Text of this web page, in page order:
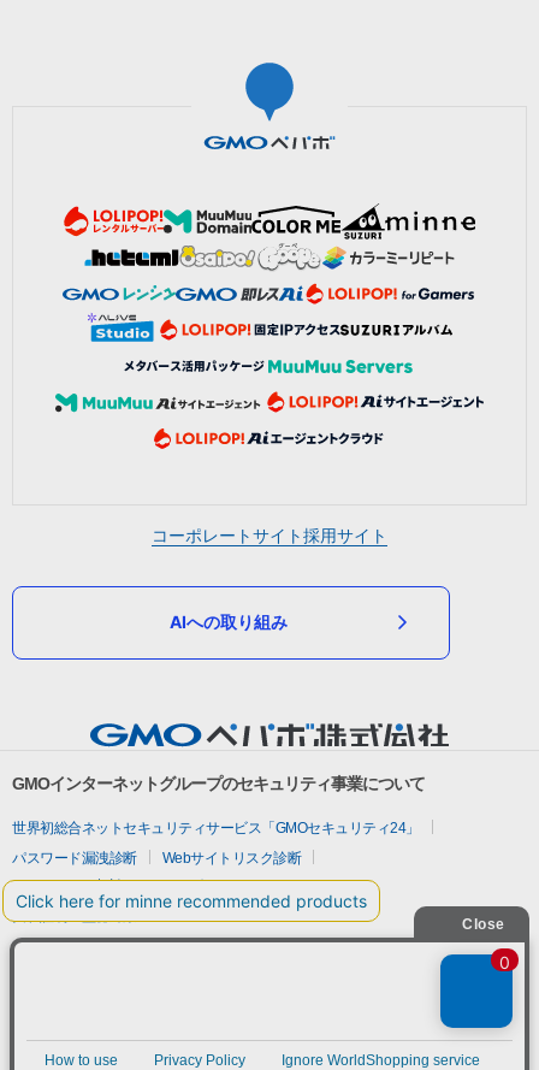
コーポレートサイト採用サイト
AIへの取り組み
GMOインターネットグループのセキュリティ事業について
世界初総合ネットセキュリティサービス「GMOセキュリティ24」
パスワード漏洩診断
Webサイトリスク診断
セキュリティ相談AIチャットボット
実在証明・盗聴対策
サイバー攻撃対策（GMOサイバーセキュリティ byイエラエ）